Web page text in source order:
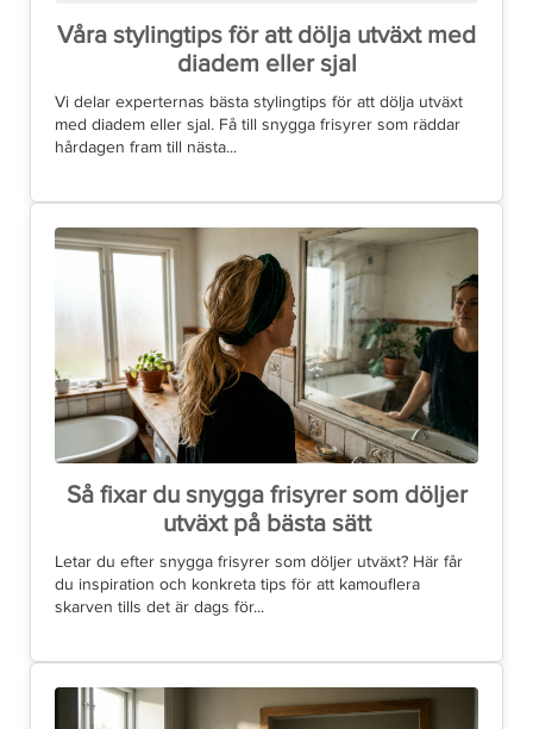
Våra stylingtips för att dölja utväxt med
diadem eller sjal
Vi delar experternas bästa stylingtips för att dölja utväxt
med diadem eller sjal. Få till snygga frisyrer som räddar
hårdagen fram till nästa...
Så fixar du snygga frisyrer som döljer
utväxt på bästa sätt
Letar du efter snygga frisyrer som döljer utväxt? Här får
du inspiration och konkreta tips för att kamouflera
skarven tills det är dags för...